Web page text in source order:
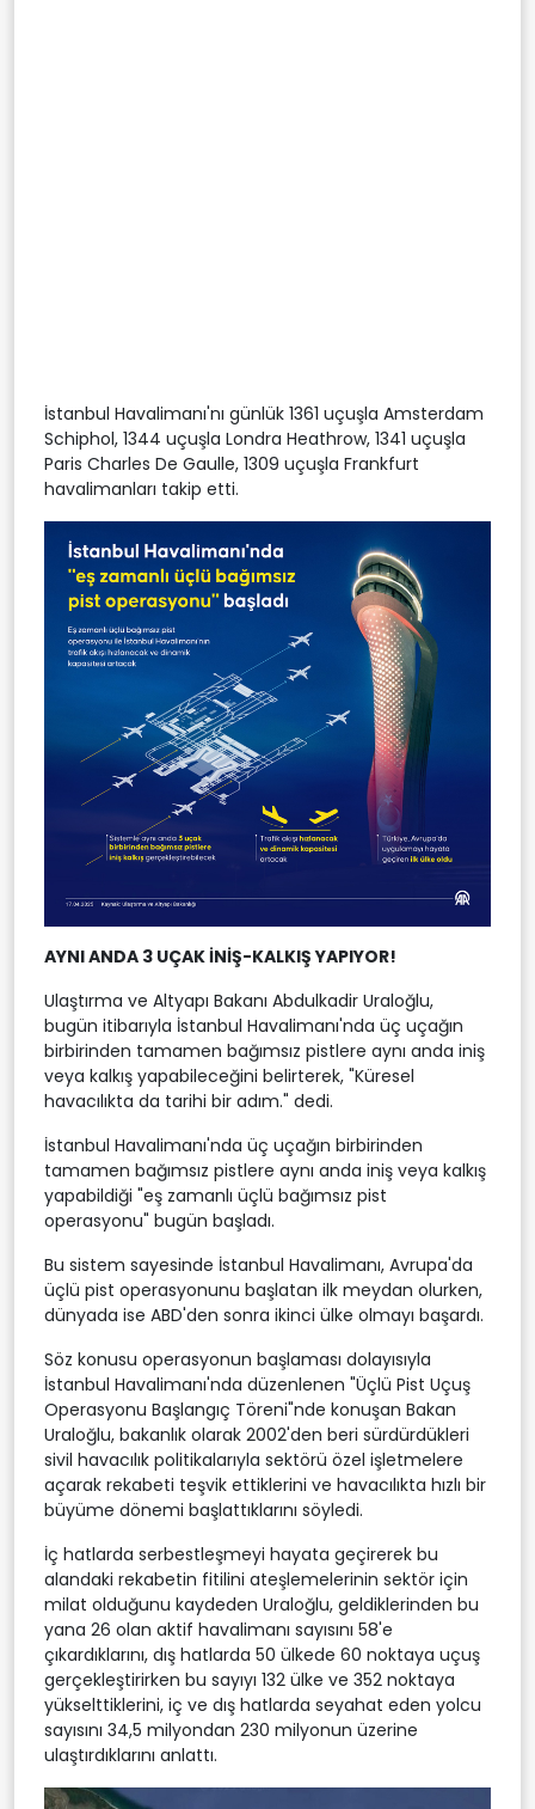
İstanbul Havalimanı'nı günlük 1361 uçuşla Amsterdam
Schiphol, 1344 uçuşla Londra Heathrow, 1341 uçuşla
Paris Charles De Gaulle, 1309 uçuşla Frankfurt
havalimanları takip etti.
AYNI ANDA 3 UÇAK İNİŞ-KALKIŞ YAPIYOR!
Ulaştırma ve Altyapı Bakanı Abdulkadir Uraloğlu,
bugün itibarıyla İstanbul Havalimanı'nda üç uçağın
birbirinden tamamen bağımsız pistlere aynı anda iniş
veya kalkış yapabileceğini belirterek, "Küresel
havacılıkta da tarihi bir adım." dedi.
İstanbul Havalimanı'nda üç uçağın birbirinden
tamamen bağımsız pistlere aynı anda iniş veya kalkış
yapabildiği "eş zamanlı üçlü bağımsız pist
operasyonu" bugün başladı.
Bu sistem sayesinde İstanbul Havalimanı, Avrupa'da
üçlü pist operasyonunu başlatan ilk meydan olurken,
dünyada ise ABD'den sonra ikinci ülke olmayı başardı.
Söz konusu operasyonun başlaması dolayısıyla
İstanbul Havalimanı'nda düzenlenen "Üçlü Pist Uçuş
Operasyonu Başlangıç Töreni"nde konuşan Bakan
Uraloğlu, bakanlık olarak 2002'den beri sürdürdükleri
sivil havacılık politikalarıyla sektörü özel işletmelere
açarak rekabeti teşvik ettiklerini ve havacılıkta hızlı bir
büyüme dönemi başlattıklarını söyledi.
İç hatlarda serbestleşmeyi hayata geçirerek bu
alandaki rekabetin fitilini ateşlemelerinin sektör için
milat olduğunu kaydeden Uraloğlu, geldiklerinden bu
yana 26 olan aktif havalimanı sayısını 58'e
çıkardıklarını, dış hatlarda 50 ülkede 60 noktaya uçuş
gerçekleştirirken bu sayıyı 132 ülke ve 352 noktaya
yükselttiklerini, iç ve dış hatlarda seyahat eden yolcu
sayısını 34,5 milyondan 230 milyonun üzerine
ulaştırdıklarını anlattı.